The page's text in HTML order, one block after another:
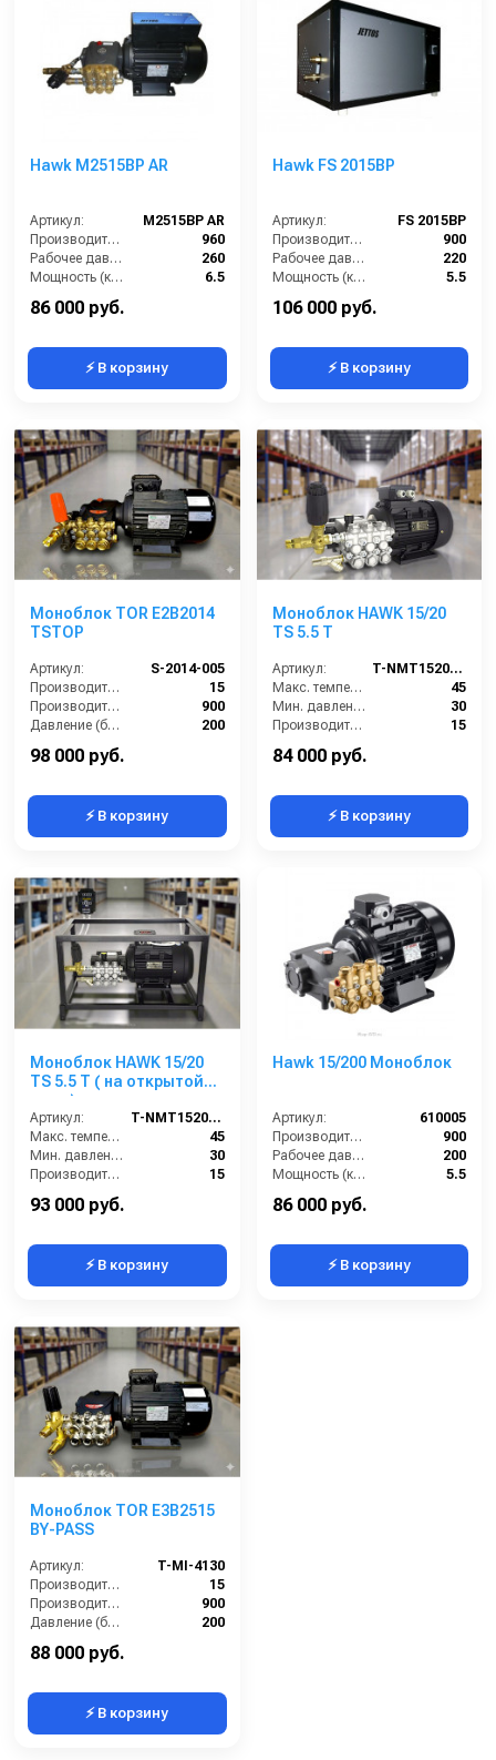
Hawk M2515BP AR
Артикул:
M2515BP AR
Производительность (л/ч):
960
Рабочее давление (бар):
260
Мощность (кВт):
6.5
Электропитание (В):
86 000 руб.
⚡ В корзину
Hawk FS 2015BP
Артикул:
FS 2015BP
Производительность (л/ч):
900
Рабочее давление (бар):
220
Мощность (кВт):
5.5
106 000 руб.
⚡ В корзину
Моноблок TOR E2B2014
TSTOP
Артикул:
S-2014-005
Производительность (л/мин):
15
Производительность (л/ч):
900
Давление (бар):
200
Напряжение (В):
98 000 руб.
⚡ В корзину
Моноблок HAWK 15/20
TS 5.5 T
Артикул:
T-NMT1520RN
Макс. температура воды (°C):
45
Мин. давление (бар):
30
Производительность (л/мин):
15
Производительность (л/ч):
84 000 руб.
⚡ В корзину
Моноблок HAWK 15/20
TS 5.5 T ( на открытой
раме)
Артикул:
T-NMT1520RN
Макс. температура воды (°C):
45
Мин. давление (бар):
30
Производительность (л/мин):
15
93 000 руб.
⚡ В корзину
Hawk 15/200 Моноблок
Артикул:
610005
Производительность (л/ч):
900
Рабочее давление (бар):
200
Мощность (кВт):
5.5
86 000 руб.
⚡ В корзину
Моноблок TOR E3B2515
BY-PASS
Артикул:
T-MI-4130
Производительность (л/мин):
15
Производительность (л/ч):
900
Давление (бар):
200
88 000 руб.
⚡ В корзину